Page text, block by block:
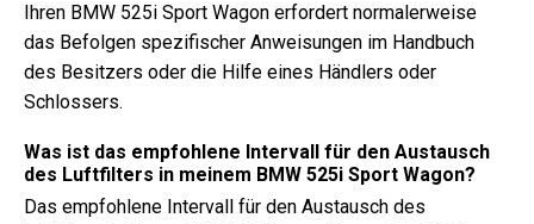
Ihren BMW 525i Sport Wagon erfordert normalerweise
das Befolgen spezifischer Anweisungen im Handbuch
des Besitzers oder die Hilfe eines Händlers oder
Schlossers.
Was ist das empfohlene Intervall für den Austausch
des Luftfilters in meinem BMW 525i Sport Wagon?
Das empfohlene Intervall für den Austausch des